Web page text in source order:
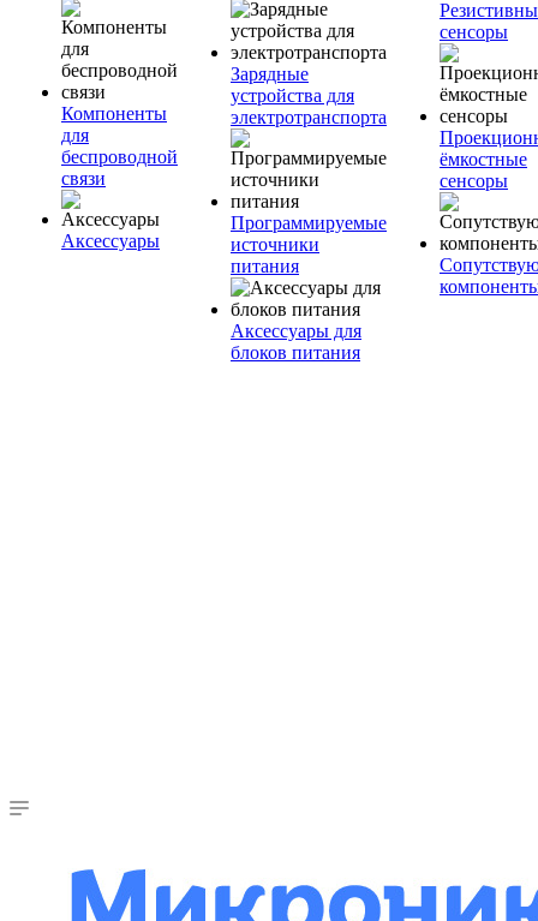
Компоненты
для
беспроводной
связи
Аксессуары
Зарядные
устройства для
электротранспорта
Программируемые
источники
питания
Аксессуары для
блоков питания
сенсоры
ёмкостные
сенсоры